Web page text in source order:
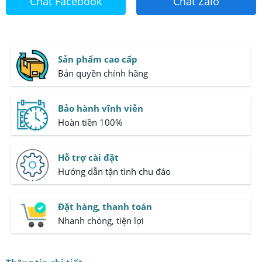
Sản phẩm cao cấp
Bản quyền chính hãng
Bảo hành vĩnh viễn
Hoàn tiền 100%
Hỗ trợ cài đặt
Hướng dẫn tận tình chu đáo
Đặt hàng, thanh toán
Nhanh chóng, tiện lợi